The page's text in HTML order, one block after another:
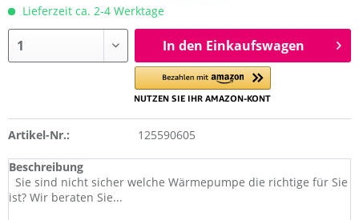
Lieferzeit ca. 2-4 Werktage
In den Einkaufswagen
Artikel-Nr.: 125590605
Beschreibung
Sie sind nicht sicher welche Wärmepumpe die richtige für Sie
ist? Wir beraten Sie...